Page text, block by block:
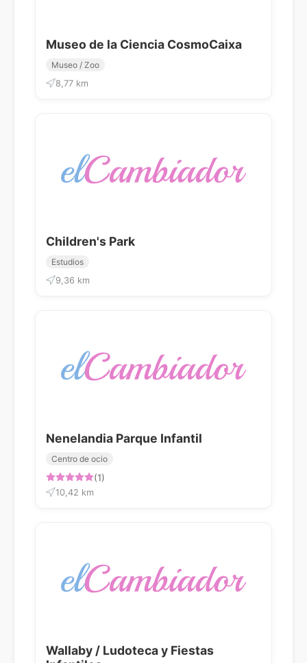
Museo de la Ciencia CosmoCaixa
Museo / Zoo
8,77 km
Children's Park
Estudios
9,36 km
Nenelandia Parque Infantil
Centro de ocio
(1)
10,42 km
Wallaby / Ludoteca y Fiestas